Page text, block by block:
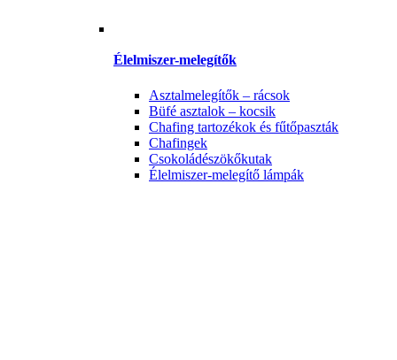
Élelmiszer-melegítők
Asztalmelegítők – rácsok
Büfé asztalok – kocsik
Chafing tartozékok és fűtőpaszták
Chafingek
Csokoládészökőkutak
Élelmiszer-melegítő lámpák